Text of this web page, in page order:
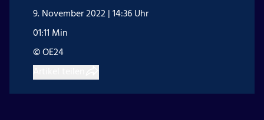
9. November 2022 | 14:36 Uhr
01:11 Min
© OE24